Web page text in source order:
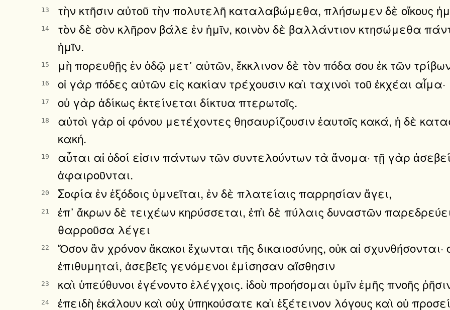
13 τὴν κτῆσιν αὐτοῦ τὴν πολυτελῆ καταλαβώμεθα, πλήσωμεν δὲ οἴκους
14
τὸν δὲ σὸν κλῆρον βάλε ἐν ἡμῖν, κοινὸν δὲ βαλλάντιον κτησώμεθα
ἡμῖν.
15 μὴ πορευθῇς ἐν ὁδῷ μετ᾿ αὐτῶν, ἔκκλινον δὲ τὸν πόδα σου ἐκ τῶν
16 οἱ γὰρ πόδες αὐτῶν εἰς κακίαν τρέχουσιν καὶ ταχινοὶ τοῦ ἐκχέαι αἷμα·
17 οὐ γὰρ ἀδίκως ἐκτείνεται δίκτυα πτερωτοῖς.
18
αὐτοὶ γὰρ οἱ φόνου μετέχοντες θησαυρίζουσιν ἑαυτοῖς κακά, ἡ δὲ
κακή.
19
αὗται αἱ ὁδοί εἰσιν πάντων τῶν συντελούντων τὰ ἄνομα· τῇ γὰρ
ἀφαιροῦνται.
20 Σοφία ἐν ἐξόδοις ὑμνεῖται, ἐν δὲ πλατείαις παρρησίαν ἄγει,
21
ἐπ᾿ ἄκρων δὲ τειχέων κηρύσσεται, ἐπὶ δὲ πύλαις δυναστῶν
θαρροῦσα λέγει
22
Ὅσον ἂν χρόνον ἄκακοι ἔχωνται τῆς δικαιοσύνης, οὐκ αἰ
ἐπιθυμηταί, ἀσεβεῖς γενόμενοι ἐμίσησαν αἴσθησιν
23 καὶ ὑπεύθυνοι ἐγένοντο ἐλέγχοις. ἰδοὺ προήσομαι ὑμῖν ἐμῆς πνοῆς
24 ἐπειδὴ ἐκάλουν καὶ οὐχ ὑπηκούσατε καὶ ἐξέτεινον λόγους καὶ οὐ